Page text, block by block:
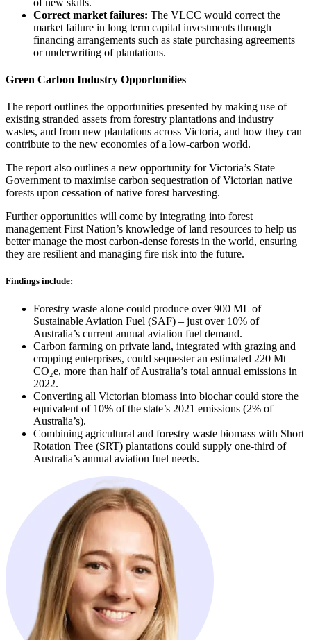
Correct market failures: ​​​​‌ ‍ ​‍​‍‌‍ ‌ ​‍‌‍‍‌‌‍‌ ‌‍‍‌‌‍ ‍​‍​‍​ ‍‍​‍​‍‌ ​ ‌‍​‌‌‍ ‍‌‍‍‌‌ ‌​‌ ‍‌​‍ ‍‌‍‍‌‌‍ ​‍​‍​‍ ​​‍​‍‌‍‍​‌ ​‍‌‍‌‌‌‍‌‍​‍​‍​ ‍‍​‍​‍‌‍‍​‌ ‌​‌ ‌​‌ ​​​ ‍‍​‍ ​‍ ‌‍ ​‌‍ ‌‍​ ‌‍​‌‌‍ ​‌‍‍​‌‍ ‌ ​ ‌ ‌​​ ‍‍​ ​ ​ ​ ​ ​ ​ ​ ​‍ ‌‍‍‌‌‍ ‍‌ ‌​‌‍‌‌‌‍ ‍‌ ‌​​‍ ‌‍‌‌‌‍‌​‌‍‍‌‌ ‌​​‍ ‌‍ ‌‌‍ ‌‍‌​‌‍‌‌​ ‌‌ ​​‌ ​‍‌‍‌‌‌ ​ ‌‍‌‌‌‍ ‍‌ ‌​‌‍​‌‌ ‌​‌‍‍‌‌‍ ‌‍ ‍​ ‍ ‌‍‍‌‌‍‌​​ ‌​ ​‌​ ‌ ‌‍‌‍​ ‌​‌‍​‍‌‍‌‌‌‍‌​‌‍‌‌​‍ ‌‌‍‌​​ ​ ‌‍​‌​ ‌ ​‍ ‌​ ‌​​ ​ ​ ‌‌‌‍​‍​‍ ‌‌‍​‌‌‍‌‍‌‍​‌​ ‍​​‍ ‌‌‍‌‌‌‍​ ​ ‍‌​ ‌‍​ ​‌‌‍​ ​ ‍​​ ​‌​ ‍‌​ ​‌‌‍​‌​ ‌ ​ ‍ ‌ ‌​‌ ‍‌‌ ​​‌‍‌‌​ ‌‌ ‌ ‌‍ ‌ ​‍‌‍‍ ​ ‍ ‌ ​​‌‍​‌‌ ‌​‌‍‍​​ ‌‌‍​ ‌‍ ‌‍ ‍‌ ‌​‌‍‌‌‌‍ ‍‌ ‌​​‍‌‌​ ‌‌‌​​‍‌‌ ‌‍‍ ‌‍‌‌‌ ‍‌​‍‌‌​ ​ ‌​‌​​‍‌‌​ ​ ‌​‌​​‍‌‌​ ​‍​ ​‍​ ​‌‌‍​ ​ ​‌​ ‌‍​ ‍​‌‍‌‌​ ‌​​ ‌​‌‍​‌‌‍​‌​ ‌‍​ ‌ ​‍‌‌​ ​‍​ ​‍​‍‌‌​ ‌‌‌​‌​​‍ ‍‌‍​ ‌‍‍​‌‍‍‌‌‍ ​‌‍‌​‌ ​‍‌‍‌‌‌‍ ‍​‍‌‌​ ‌‌‌​​‍‌‌ ‌‍‍ ‌‍‌‌‌ ‍‌​‍‌‌​ ​ ‌​‌​​‍‌‌​ ​ ‌​‌​​‍‌‌​ ​‍​ ​‍​ ‌​‌‍‌‌​ ‌‌‌‍‌​​ ‌​​ ​‍‌‍‌‍​ ‍​​ ​‍​ ​‍​ ​‌​ ‌​​‍‌‌​ ​‍​ ​‍​‍‌‌​ ‌‌‌​‌​​‍ ‍‌ ‌​‌‍‌‌‌ ‍​‌ ‌​​ ‌‍​‍‌‍​‌‌ ​ ‌‍‌‌‌‌‌‌‌ ​‍‌‍ ​​ ‌‌‍‍​‌ ‌​‌ ‌​‌ ​​​‍‌‌​ ​ ‌​​‌​‍‌‌​ ​‍‌​‌‍​‍‌‌​ ​‍‌​‌‍‌‍ ​‌‍ ‌‍​ ‌‍​‌‌‍ ​‌‍‍​‌‍ ‌ ​ ‌ ‌​​‍‌‌​ ​ ‌​​‌​ ​ ​ ​ ​ ​ ​ ​ ​‍‌‍‌‍‍‌‌‍‌​​ ‌​ ​‌​ ‌ ‌‍‌‍​ ‌​‌‍​‍‌‍‌‌‌‍‌​‌‍‌‌​‍ ‌‌‍‌​​ ​ ‌‍​‌​ ‌ ​‍ ‌​ ‌​​ ​ ​ ‌‌‌‍​‍​‍ ‌‌‍​‌‌‍‌‍‌‍​‌​ ‍​​‍ ‌‌‍‌‌‌‍​ ​ ‍‌​ ‌‍​ ​‌‌‍​ ​ ‍​​ ​‌​ ‍‌​ ​‌‌‍​‌​ ‌ ​‍‌‍‌ ‌​‌ ‍‌‌ ​​‌‍‌‌​ ‌‌ ‌ ‌‍ ‌ ​‍‌‍‍ ​‍‌‍‌ ​​‌‍​‌‌ ‌​‌‍‍​​ ‌‌‍​ ‌‍ ‌‍ ‍‌ ‌​‌‍‌‌‌‍ ‍‌ ‌​​‍‌‌​ ‌‌‌​​‍‌‌ ‌‍‍ ‌‍‌‌‌ ‍‌​‍‌‌​ ​ ‌​‌​​‍‌‌​ ​ ‌​‌​​‍‌‌​ ​‍​ ​‍​ ​‌‌‍​ ​ ​‌​ ‌‍​ ‍​‌‍‌‌​ ‌​​ ‌​‌‍​‌‌‍​‌​ ‌‍​ ‌ ​‍‌‌​ ​‍​ ​‍​‍‌‌​ ‌‌‌​‌​​‍ ‍‌‍​ ‌‍‍​‌‍‍‌‌‍ ​‌‍‌​‌ ​‍‌‍‌‌‌‍ ‍​‍‌‌​ ‌‌‌​​‍‌‌ ‌‍‍ ‌‍‌‌‌ ‍‌​‍‌‌​ ​ ‌​‌​​‍‌‌​ ​ ‌​‌​​‍‌‌​ ​‍​ ​‍​ ‌​‌‍‌‌​ ‌‌‌‍‌​​ ‌​​ ​‍‌‍‌‍​ ‍​​ ​‍​ ​‍​ ​‌​ ‌​​‍‌‌​ ​‍​ ​‍​‍‌‌​ ‌‌‌​‌​​‍ ‍‌ ‌​‌‍‌‌‌ ‍​‌ ‌​​‍‌‍‌ ​​‌‍‌‌‌ ​‍‌ ​ ‌ ​​‌‍‌‌‌‍​ ‌ ‌​‌‍‍‌‌ ‌‍‌‍‌‌​ ‌‌ ​​‌ ‌‌‌‍​‍‌‍ ​‌‍‍‌‌ ​ ‌‍‍​‌‍‌‌‌‍‌​​‍​‍‌ ‌ The VLCC would correct the
market failure in long term capital investments through
financing arrangements such as state purchasing agreements
or underwriting of plantations.​​​​‌ ‍ ​‍​‍‌‍ ‌ ​‍‌‍‍‌‌‍‌ ‌‍‍‌‌‍ ‍​‍​‍​ ‍‍​‍​‍‌ ​ ‌‍​‌‌‍ ‍‌‍‍‌‌ ‌​‌ ‍‌​‍ ‍‌‍‍‌‌‍ ​‍​‍​‍ ​​‍​‍‌‍‍​‌ ​‍‌‍‌‌‌‍‌‍​‍​‍​ ‍‍​‍​‍‌‍‍​‌ ‌​‌ ‌​‌ ​​​ ‍‍​‍ ​‍ ‌‍ ​‌‍ ‌‍​ ‌‍​‌‌‍ ​‌‍‍​‌‍ ‌ ​ ‌ ‌​​ ‍‍​ ​ ​ ​ ​ ​ ​ ​ ​‍ ‌‍‍‌‌‍ ‍‌ ‌​‌‍‌‌‌‍ ‍‌ ‌​​‍ ‌‍‌‌‌‍‌​‌‍‍‌‌ ‌​​‍ ‌‍ ‌‌‍ ‌‍‌​‌‍‌‌​ ‌‌ ​​‌ ​‍‌‍‌‌‌ ​ ‌‍‌‌‌‍ ‍‌ ‌​‌‍​‌‌ ‌​‌‍‍‌‌‍ ‌‍ ‍​ ‍ ‌‍‍‌‌‍‌​​ ‌​ ​‌​ ‌ ‌‍‌‍​ ‌​‌‍​‍‌‍‌‌‌‍‌​‌‍‌‌​‍ ‌‌‍‌​​ ​ ‌‍​‌​ ‌ ​‍ ‌​ ‌​​ ​ ​ ‌‌‌‍​‍​‍ ‌‌‍​‌‌‍‌‍‌‍​‌​ ‍​​‍ ‌‌‍‌‌‌‍​ ​ ‍‌​ ‌‍​ ​‌‌‍​ ​ ‍​​ ​‌​ ‍‌​ ​‌‌‍​‌​ ‌ ​ ‍ ‌ ‌​‌ ‍‌‌ ​​‌‍‌‌​ ‌‌ ‌ ‌‍ ‌ ​‍‌‍‍ ​ ‍ ‌ ​​‌‍​‌‌ ‌​‌‍‍​​ ‌‌‍​ ‌‍ ‌‍ ‍‌ ‌​‌‍‌‌‌‍ ‍‌ ‌​​‍‌‌​ ‌‌‌​​‍‌‌ ‌‍‍ ‌‍‌‌‌ ‍‌​‍‌‌​ ​ ‌​‌​​‍‌‌​ ​ ‌​‌​​‍‌‌​ ​‍​ ​‍​ ​‌‌‍​ ​ ​‌​ ‌‍​ ‍​‌‍‌‌​ ‌​​ ‌​‌‍​‌‌‍​‌​ ‌‍​ ‌ ​‍‌‌​ ​‍​ ​‍​‍‌‌​ ‌‌‌​‌​​‍ ‍‌‍​ ‌‍‍​‌‍‍‌‌‍ ​‌‍‌​‌ ​‍‌‍‌‌‌‍ ‍​‍‌‌​ ‌‌‌​​‍‌‌ ‌‍‍ ‌‍‌‌‌ ‍‌​‍‌‌​ ​ ‌​‌​​‍‌‌​ ​ ‌​‌​​‍‌‌​ ​‍​ ​‍​ ‌ ​ ‌ ‌‍‌​​ ‌‍​ ​​​ ​​​ ​‌​ ‌ ​ ​​‌‍‌​​ ‍​‌‍​ ​‍‌‌​ ​‍​ ​‍​‍‌‌​ ‌‌‌​‌​​‍ ‍‌ ‌​‌‍‌‌‌ ‍​‌ ‌​​ ‌‍​‍‌‍​‌‌ ​ ‌‍‌‌‌‌‌‌‌ ​‍‌‍ ​​ ‌‌‍‍​‌ ‌​‌ ‌​‌ ​​​‍‌‌​ ​ ‌​​‌​‍‌‌​ ​‍‌​‌‍​‍‌‌​ ​‍‌​‌‍‌‍ ​‌‍ ‌‍​ ‌‍​‌‌‍ ​‌‍‍​‌‍ ‌ ​ ‌ ‌​​‍‌‌​ ​ ‌​​‌​ ​ ​ ​ ​ ​ ​ ​ ​‍‌‍‌‍‍‌‌‍‌​​ ‌​ ​‌​ ‌ ‌‍‌‍​ ‌​‌‍​‍‌‍‌‌‌‍‌​‌‍‌‌​‍ ‌‌‍‌​​ ​ ‌‍​‌​ ‌ ​‍ ‌​ ‌​​ ​ ​ ‌‌‌‍​‍​‍ ‌‌‍​‌‌‍‌‍‌‍​‌​ ‍​​‍ ‌‌‍‌‌‌‍​ ​ ‍‌​ ‌‍​ ​‌‌‍​ ​ ‍​​ ​‌​ ‍‌​ ​‌‌‍​‌​ ‌ ​‍‌‍‌ ‌​‌ ‍‌‌ ​​‌‍‌‌​ ‌‌ ‌ ‌‍ ‌ ​‍‌‍‍ ​‍‌‍‌ ​​‌‍​‌‌ ‌​‌‍‍​​ ‌‌‍​ ‌‍ ‌‍ ‍‌ ‌​‌‍‌‌‌‍ ‍‌ ‌​​‍‌‌​ ‌‌‌​​‍‌‌ ‌‍‍ ‌‍‌‌‌ ‍‌​‍‌‌​ ​ ‌​‌​​‍‌‌​ ​ ‌​‌​​‍‌‌​ ​‍​ ​‍​ ​‌‌‍​ ​ ​‌​ ‌‍​ ‍​‌‍‌‌​ ‌​​ ‌​‌‍​‌‌‍​‌​ ‌‍​ ‌ ​‍‌‌​ ​‍​ ​‍​‍‌‌​ ‌‌‌​‌​​‍ ‍‌‍​ ‌‍‍​‌‍‍‌‌‍ ​‌‍‌​‌ ​‍‌‍‌‌‌‍ ‍​‍‌‌​ ‌‌‌​​‍‌‌ ‌‍‍ ‌‍‌‌‌ ‍‌​‍‌‌​ ​ ‌​‌​​‍‌‌​ ​ ‌​‌​​‍‌‌​ ​‍​ ​‍​ ‌ ​ ‌ ‌‍‌​​ ‌‍​ ​​​ ​​​ ​‌​ ‌ ​ ​​‌‍‌​​ ‍​‌‍​ ​‍‌‌​ ​‍​ ​‍​‍‌‌​ ‌‌‌​‌​​‍ ‍‌ ‌​‌‍‌‌‌ ‍​‌ ‌​​‍‌‍‌ ​​‌‍‌‌‌ ​‍‌ ​ ‌ ​​‌‍‌‌‌‍​ ‌ ‌​‌‍‍‌‌ ‌‍‌‍‌‌​ ‌‌ ​​‌ ‌‌‌‍​‍‌‍ ​‌‍‍‌‌ ​ ‌‍‍​‌‍‌‌‌‍‌​​‍​‍‌ ‌
Green Carbon Industry Opportunities​​​​‌ ‍ ​‍​‍‌‍ ‌ ​‍‌‍‍‌‌‍‌ ‌‍‍‌‌‍ ‍​‍​‍​ ‍‍​‍​‍‌ ​ ‌‍​‌‌‍ ‍‌‍‍‌‌ ‌​‌ ‍‌​‍ ‍‌‍‍‌‌‍ ​‍​‍​‍ ​​‍​‍‌‍‍​‌ ​‍‌‍‌‌‌‍‌‍​‍​‍​ ‍‍​‍​‍‌‍‍​‌ ‌​‌ ‌​‌ ​​​ ‍‍​‍ ​‍ ‌‍ ​‌‍ ‌‍​ ‌‍​‌‌‍ ​‌‍‍​‌‍ ‌ ​ ‌ ‌​​ ‍‍​ ​ ​ ​ ​ ​ ​ ​ ​‍ ‌‍‍‌‌‍ ‍‌ ‌​‌‍‌‌‌‍ ‍‌ ‌​​‍ ‌‍‌‌‌‍‌​‌‍‍‌‌ ‌​​‍ ‌‍ ‌‌‍ ‌‍‌​‌‍‌‌​ ‌‌ ​​‌ ​‍‌‍‌‌‌ ​ ‌‍‌‌‌‍ ‍‌ ‌​‌‍​‌‌ ‌​‌‍‍‌‌‍ ‌‍ ‍​ ‍ ‌‍‍‌‌‍‌​​ ‌​ ​‌​ ‌ ‌‍‌‍​ ‌​‌‍​‍‌‍‌‌‌‍‌​‌‍‌‌​‍ ‌‌‍‌​​ ​ ‌‍​‌​ ‌ ​‍ ‌​ ‌​​ ​ ​ ‌‌‌‍​‍​‍ ‌‌‍​‌‌‍‌‍‌‍​‌​ ‍​​‍ ‌‌‍‌‌‌‍​ ​ ‍‌​ ‌‍​ ​‌‌‍​ ​ ‍​​ ​‌​ ‍‌​ ​‌‌‍​‌​ ‌ ​ ‍ ‌ ‌​‌ ‍‌‌ ​​‌‍‌‌​ ‌‌ ‌ ‌‍ ‌ ​‍‌‍‍ ​ ‍ ‌ ​​‌‍​‌‌ ‌​‌‍‍​​ ‌‌‍​ ‌‍ ‌‍ ‍‌ ‌​‌‍‌‌‌‍ ‍‌ ‌​​‍‌‌​ ‌‌‌​​‍‌‌ ‌‍‍ ‌‍‌‌‌ ‍‌​‍‌‌​ ​ ‌​‌​​‍‌‌​ ​ ‌​‌​​‍‌‌​ ​‍​ ​‍‌‍​ ‌‍‌​​ ‌ ​ ​​‌‍​‍‌‍​ ​ ‌‌​ ​​‌‍​‍​ ‍​‌‍​‌​ ‌ ​‍‌‌​ ​‍​ ​‍​‍‌‌​ ‌‌‌​‌​​‍ ‍‌‍​ ‌‍‍​‌‍‍‌‌‍ ​‌‍‌​‌ ​‍‌‍‌‌‌‍ ‍​‍‌‌​ ‌‌‌​​‍‌‌ ‌‍‍ ‌‍‌‌‌ ‍‌​‍‌‌​ ​ ‌​‌​​‍‌‌​ ​ ‌​‌​​‍‌‌​ ​‍​ ​‍​ ‌‍​ ​ ​ ‌ ​ ​‌​ ​‍‌‍​‍‌‍‌‍‌‍‌‌​ ‌‌​ ‌​​ ​‌​ ​ ​‍‌‌​ ​‍​ ​‍​‍‌‌​ ‌‌‌​‌​​‍ ‍‌ ‌​‌‍‌‌‌ ‍​‌ ‌​​ ‌‍​‍‌‍​‌‌ ​ ‌‍‌‌‌‌‌‌‌ ​‍‌‍ ​​ ‌‌‍‍​‌ ‌​‌ ‌​‌ ​​​‍‌‌​ ​ ‌​​‌​‍‌‌​ ​‍‌​‌‍​‍‌‌​ ​‍‌​‌‍‌‍ ​‌‍ ‌‍​ ‌‍​‌‌‍ ​‌‍‍​‌‍ ‌ ​ ‌ ‌​​‍‌‌​ ​ ‌​​‌​ ​ ​ ​ ​ ​ ​ ​ ​‍‌‍‌‍‍‌‌‍‌​​ ‌​ ​‌​ ‌ ‌‍‌‍​ ‌​‌‍​‍‌‍‌‌‌‍‌​‌‍‌‌​‍ ‌‌‍‌​​ ​ ‌‍​‌​ ‌ ​‍ ‌​ ‌​​ ​ ​ ‌‌‌‍​‍​‍ ‌‌‍​‌‌‍‌‍‌‍​‌​ ‍​​‍ ‌‌‍‌‌‌‍​ ​ ‍‌​ ‌‍​ ​‌‌‍​ ​ ‍​​ ​‌​ ‍‌​ ​‌‌‍​‌​ ‌ ​‍‌‍‌ ‌​‌ ‍‌‌ ​​‌‍‌‌​ ‌‌ ‌ ‌‍ ‌ ​‍‌‍‍ ​‍‌‍‌ ​​‌‍​‌‌ ‌​‌‍‍​​ ‌‌‍​ ‌‍ ‌‍ ‍‌ ‌​‌‍‌‌‌‍ ‍‌ ‌​​‍‌‌​ ‌‌‌​​‍‌‌ ‌‍‍ ‌‍‌‌‌ ‍‌​‍‌‌​ ​ ‌​‌​​‍‌‌​ ​ ‌​‌​​‍‌‌​ ​‍​ ​‍‌‍​ ‌‍‌​​ ‌ ​ ​​‌‍​‍‌‍​ ​ ‌‌​ ​​‌‍​‍​ ‍​‌‍​‌​ ‌ ​‍‌‌​ ​‍​ ​‍​‍‌‌​ ‌‌‌​‌​​‍ ‍‌‍​ ‌‍‍​‌‍‍‌‌‍ ​‌‍‌​‌ ​‍‌‍‌‌‌‍ ‍​‍‌‌​ ‌‌‌​​‍‌‌ ‌‍‍ ‌‍‌‌‌ ‍‌​‍‌‌​ ​ ‌​‌​​‍‌‌​ ​ ‌​‌​​‍‌‌​ ​‍​ ​‍​ ‌‍​ ​ ​ ‌ ​ ​‌​ ​‍‌‍​‍‌‍‌‍‌‍‌‌​ ‌‌​ ‌​​ ​‌​ ​ ​‍‌‌​ ​‍​ ​‍​‍‌‌​ ‌‌‌​‌​​‍ ‍‌ ‌​‌‍‌‌‌ ‍​‌ ‌​​‍‌‍‌ ​​‌‍‌‌‌ ​‍‌ ​ ‌ ​​‌‍‌‌‌‍​ ‌ ‌​‌‍‍‌‌ ‌‍‌‍‌‌​ ‌‌ ​​‌ ‌‌‌‍​‍‌‍ ​‌‍‍‌‌ ​ ‌‍‍​‌‍‌‌‌‍‌​​‍​‍‌ ‌
The report outlines the opportunities presented by making use of
existing stranded assets from forestry plantations and industry
wastes, and from new plantations across Victoria, and how they can
contribute to the new economies of a low-carbon world.​​​​‌ ‍ ​‍​‍‌‍ ‌ ​‍‌‍‍‌‌‍‌ ‌‍‍‌‌‍ ‍​‍​‍​ ‍‍​‍​‍‌ ​ ‌‍​‌‌‍ ‍‌‍‍‌‌ ‌​‌ ‍‌​‍ ‍‌‍‍‌‌‍ ​‍​‍​‍ ​​‍​‍‌‍‍​‌ ​‍‌‍‌‌‌‍‌‍​‍​‍​ ‍‍​‍​‍‌‍‍​‌ ‌​‌ ‌​‌ ​​​ ‍‍​‍ ​‍ ‌‍ ​‌‍ ‌‍​ ‌‍​‌‌‍ ​‌‍‍​‌‍ ‌ ​ ‌ ‌​​ ‍‍​ ​ ​ ​ ​ ​ ​ ​ ​‍ ‌‍‍‌‌‍ ‍‌ ‌​‌‍‌‌‌‍ ‍‌ ‌​​‍ ‌‍‌‌‌‍‌​‌‍‍‌‌ ‌​​‍ ‌‍ ‌‌‍ ‌‍‌​‌‍‌‌​ ‌‌ ​​‌ ​‍‌‍‌‌‌ ​ ‌‍‌‌‌‍ ‍‌ ‌​‌‍​‌‌ ‌​‌‍‍‌‌‍ ‌‍ ‍​ ‍ ‌‍‍‌‌‍‌​​ ‌​ ​‌​ ‌ ‌‍‌‍​ ‌​‌‍​‍‌‍‌‌‌‍‌​‌‍‌‌​‍ ‌‌‍‌​​ ​ ‌‍​‌​ ‌ ​‍ ‌​ ‌​​ ​ ​ ‌‌‌‍​‍​‍ ‌‌‍​‌‌‍‌‍‌‍​‌​ ‍​​‍ ‌‌‍‌‌‌‍​ ​ ‍‌​ ‌‍​ ​‌‌‍​ ​ ‍​​ ​‌​ ‍‌​ ​‌‌‍​‌​ ‌ ​ ‍ ‌ ‌​‌ ‍‌‌ ​​‌‍‌‌​ ‌‌ ‌ ‌‍ ‌ ​‍‌‍‍ ​ ‍ ‌ ​​‌‍​‌‌ ‌​‌‍‍​​ ‌‌‍​ ‌‍ ‌‍ ‍‌ ‌​‌‍‌‌‌‍ ‍‌ ‌​​‍‌‌​ ‌‌‌​​‍‌‌ ‌‍‍ ‌‍‌‌‌ ‍‌​‍‌‌​ ​ ‌​‌​​‍‌‌​ ​ ‌​‌​​‍‌‌​ ​‍​ ​‍‌‍​ ​ ‌‌‌‍​‌‌‍​ ​ ‌ ​ ‌‌‌‍​‍​ ‌​‌‍‌‌​ ‌‍‌‍‌‍‌‍​‌​‍‌‌​ ​‍​ ​‍​‍‌‌​ ‌‌‌​‌​​‍ ‍‌‍​ ‌‍‍​‌‍‍‌‌‍ ​‌‍‌​‌ ​‍‌‍‌‌‌‍ ‍​‍‌‌​ ‌‌‌​​‍‌‌ ‌‍‍ ‌‍‌‌‌ ‍‌​‍‌‌​ ​ ‌​‌​​‍‌‌​ ​ ‌​‌​​‍‌‌​ ​‍​ ​‍‌‍​ ‌‍‌‍​ ‌‌‌‍​‍‌‍‌​​ ​‌‌‍‌‍​ ‍‌‌‍‌‍​ ‌ ‌‍​‍​ ‌​​‍‌‌​ ​‍​ ​‍​‍‌‌​ ‌‌‌​‌​​‍ ‍‌ ‌​‌‍‌‌‌ ‍​‌ ‌​​ ‌‍​‍‌‍​‌‌ ​ ‌‍‌‌‌‌‌‌‌ ​‍‌‍ ​​ ‌‌‍‍​‌ ‌​‌ ‌​‌ ​​​‍‌‌​ ​ ‌​​‌​‍‌‌​ ​‍‌​‌‍​‍‌‌​ ​‍‌​‌‍‌‍ ​‌‍ ‌‍​ ‌‍​‌‌‍ ​‌‍‍​‌‍ ‌ ​ ‌ ‌​​‍‌‌​ ​ ‌​​‌​ ​ ​ ​ ​ ​ ​ ​ ​‍‌‍‌‍‍‌‌‍‌​​ ‌​ ​‌​ ‌ ‌‍‌‍​ ‌​‌‍​‍‌‍‌‌‌‍‌​‌‍‌‌​‍ ‌‌‍‌​​ ​ ‌‍​‌​ ‌ ​‍ ‌​ ‌​​ ​ ​ ‌‌‌‍​‍​‍ ‌‌‍​‌‌‍‌‍‌‍​‌​ ‍​​‍ ‌‌‍‌‌‌‍​ ​ ‍‌​ ‌‍​ ​‌‌‍​ ​ ‍​​ ​‌​ ‍‌​ ​‌‌‍​‌​ ‌ ​‍‌‍‌ ‌​‌ ‍‌‌ ​​‌‍‌‌​ ‌‌ ‌ ‌‍ ‌ ​‍‌‍‍ ​‍‌‍‌ ​​‌‍​‌‌ ‌​‌‍‍​​ ‌‌‍​ ‌‍ ‌‍ ‍‌ ‌​‌‍‌‌‌‍ ‍‌ ‌​​‍‌‌​ ‌‌‌​​‍‌‌ ‌‍‍ ‌‍‌‌‌ ‍‌​‍‌‌​ ​ ‌​‌​​‍‌‌​ ​ ‌​‌​​‍‌‌​ ​‍​ ​‍‌‍​ ​ ‌‌‌‍​‌‌‍​ ​ ‌ ​ ‌‌‌‍​‍​ ‌​‌‍‌‌​ ‌‍‌‍‌‍‌‍​‌​‍‌‌​ ​‍​ ​‍​‍‌‌​ ‌‌‌​‌​​‍ ‍‌‍​ ‌‍‍​‌‍‍‌‌‍ ​‌‍‌​‌ ​‍‌‍‌‌‌‍ ‍​‍‌‌​ ‌‌‌​​‍‌‌ ‌‍‍ ‌‍‌‌‌ ‍‌​‍‌‌​ ​ ‌​‌​​‍‌‌​ ​ ‌​‌​​‍‌‌​ ​‍​ ​‍‌‍​ ‌‍‌‍​ ‌‌‌‍​‍‌‍‌​​ ​‌‌‍‌‍​ ‍‌‌‍‌‍​ ‌ ‌‍​‍​ ‌​​‍‌‌​ ​‍​ ​‍​‍‌‌​ ‌‌‌​‌​​‍ ‍‌ ‌​‌‍‌‌‌ ‍​‌ ‌​​‍‌‍‌ ​​‌‍‌‌‌ ​‍‌ ​ ‌ ​​‌‍‌‌‌‍​ ‌ ‌​‌‍‍‌‌ ‌‍‌‍‌‌​ ‌‌ ​​‌ ‌‌‌‍​‍‌‍ ​‌‍‍‌‌ ​ ‌‍‍​‌‍‌‌‌‍‌​​‍​‍‌ ‌
The report also outlines a new opportunity for Victoria’s State
Government to maximise carbon sequestration of Victorian native
forests upon cessation of native forest harvesting.​​​​‌ ‍ ​‍​‍‌‍ ‌ ​‍‌‍‍‌‌‍‌ ‌‍‍‌‌‍ ‍​‍​‍​ ‍‍​‍​‍‌ ​ ‌‍​‌‌‍ ‍‌‍‍‌‌ ‌​‌ ‍‌​‍ ‍‌‍‍‌‌‍ ​‍​‍​‍ ​​‍​‍‌‍‍​‌ ​‍‌‍‌‌‌‍‌‍​‍​‍​ ‍‍​‍​‍‌‍‍​‌ ‌​‌ ‌​‌ ​​​ ‍‍​‍ ​‍ ‌‍ ​‌‍ ‌‍​ ‌‍​‌‌‍ ​‌‍‍​‌‍ ‌ ​ ‌ ‌​​ ‍‍​ ​ ​ ​ ​ ​ ​ ​ ​‍ ‌‍‍‌‌‍ ‍‌ ‌​‌‍‌‌‌‍ ‍‌ ‌​​‍ ‌‍‌‌‌‍‌​‌‍‍‌‌ ‌​​‍ ‌‍ ‌‌‍ ‌‍‌​‌‍‌‌​ ‌‌ ​​‌ ​‍‌‍‌‌‌ ​ ‌‍‌‌‌‍ ‍‌ ‌​‌‍​‌‌ ‌​‌‍‍‌‌‍ ‌‍ ‍​ ‍ ‌‍‍‌‌‍‌​​ ‌​ ​‌​ ‌ ‌‍‌‍​ ‌​‌‍​‍‌‍‌‌‌‍‌​‌‍‌‌​‍ ‌‌‍‌​​ ​ ‌‍​‌​ ‌ ​‍ ‌​ ‌​​ ​ ​ ‌‌‌‍​‍​‍ ‌‌‍​‌‌‍‌‍‌‍​‌​ ‍​​‍ ‌‌‍‌‌‌‍​ ​ ‍‌​ ‌‍​ ​‌‌‍​ ​ ‍​​ ​‌​ ‍‌​ ​‌‌‍​‌​ ‌ ​ ‍ ‌ ‌​‌ ‍‌‌ ​​‌‍‌‌​ ‌‌ ‌ ‌‍ ‌ ​‍‌‍‍ ​ ‍ ‌ ​​‌‍​‌‌ ‌​‌‍‍​​ ‌‌‍​ ‌‍ ‌‍ ‍‌ ‌​‌‍‌‌‌‍ ‍‌ ‌​​‍‌‌​ ‌‌‌​​‍‌‌ ‌‍‍ ‌‍‌‌‌ ‍‌​‍‌‌​ ​ ‌​‌​​‍‌‌​ ​ ‌​‌​​‍‌‌​ ​‍​ ​‍​ ​‍‌‍‌‌​ ​‍​ ​ ​ ‍‌​ ‌​‌‍‌​‌‍‌​​ ​ ​ ​ ‌‍‌‌​ ​ ​‍‌‌​ ​‍​ ​‍​‍‌‌​ ‌‌‌​‌​​‍ ‍‌‍​ ‌‍‍​‌‍‍‌‌‍ ​‌‍‌​‌ ​‍‌‍‌‌‌‍ ‍​‍‌‌​ ‌‌‌​​‍‌‌ ‌‍‍ ‌‍‌‌‌ ‍‌​‍‌‌​ ​ ‌​‌​​‍‌‌​ ​ ‌​‌​​‍‌‌​ ​‍​ ​‍​ ‍‌‌‍‌‍‌‍‌‌​ ‌‍​ ​​​ ‌ ‌‍‌‌​ ‌ ‌‍‌​​ ​ ​ ‌​​ ​‍​‍‌‌​ ​‍​ ​‍​‍‌‌​ ‌‌‌​‌​​‍ ‍‌ ‌​‌‍‌‌‌ ‍​‌ ‌​​ ‌‍​‍‌‍​‌‌ ​ ‌‍‌‌‌‌‌‌‌ ​‍‌‍ ​​ ‌‌‍‍​‌ ‌​‌ ‌​‌ ​​​‍‌‌​ ​ ‌​​‌​‍‌‌​ ​‍‌​‌‍​‍‌‌​ ​‍‌​‌‍‌‍ ​‌‍ ‌‍​ ‌‍​‌‌‍ ​‌‍‍​‌‍ ‌ ​ ‌ ‌​​‍‌‌​ ​ ‌​​‌​ ​ ​ ​ ​ ​ ​ ​ ​‍‌‍‌‍‍‌‌‍‌​​ ‌​ ​‌​ ‌ ‌‍‌‍​ ‌​‌‍​‍‌‍‌‌‌‍‌​‌‍‌‌​‍ ‌‌‍‌​​ ​ ‌‍​‌​ ‌ ​‍ ‌​ ‌​​ ​ ​ ‌‌‌‍​‍​‍ ‌‌‍​‌‌‍‌‍‌‍​‌​ ‍​​‍ ‌‌‍‌‌‌‍​ ​ ‍‌​ ‌‍​ ​‌‌‍​ ​ ‍​​ ​‌​ ‍‌​ ​‌‌‍​‌​ ‌ ​‍‌‍‌ ‌​‌ ‍‌‌ ​​‌‍‌‌​ ‌‌ ‌ ‌‍ ‌ ​‍‌‍‍ ​‍‌‍‌ ​​‌‍​‌‌ ‌​‌‍‍​​ ‌‌‍​ ‌‍ ‌‍ ‍‌ ‌​‌‍‌‌‌‍ ‍‌ ‌​​‍‌‌​ ‌‌‌​​‍‌‌ ‌‍‍ ‌‍‌‌‌ ‍‌​‍‌‌​ ​ ‌​‌​​‍‌‌​ ​ ‌​‌​​‍‌‌​ ​‍​ ​‍​ ​‍‌‍‌‌​ ​‍​ ​ ​ ‍‌​ ‌​‌‍‌​‌‍‌​​ ​ ​ ​ ‌‍‌‌​ ​ ​‍‌‌​ ​‍​ ​‍​‍‌‌​ ‌‌‌​‌​​‍ ‍‌‍​ ‌‍‍​‌‍‍‌‌‍ ​‌‍‌​‌ ​‍‌‍‌‌‌‍ ‍​‍‌‌​ ‌‌‌​​‍‌‌ ‌‍‍ ‌‍‌‌‌ ‍‌​‍‌‌​ ​ ‌​‌​​‍‌‌​ ​ ‌​‌​​‍‌‌​ ​‍​ ​‍​ ‍‌‌‍‌‍‌‍‌‌​ ‌‍​ ​​​ ‌ ‌‍‌‌​ ‌ ‌‍‌​​ ​ ​ ‌​​ ​‍​‍‌‌​ ​‍​ ​‍​‍‌‌​ ‌‌‌​‌​​‍ ‍‌ ‌​‌‍‌‌‌ ‍​‌ ‌​​‍‌‍‌ ​​‌‍‌‌‌ ​‍‌ ​ ‌ ​​‌‍‌‌‌‍​ ‌ ‌​‌‍‍‌‌ ‌‍‌‍‌‌​ ‌‌ ​​‌ ‌‌‌‍​‍‌‍ ​‌‍‍‌‌ ​ ‌‍‍​‌‍‌‌‌‍‌​​‍​‍‌ ‌
Further opportunities will come by integrating into forest
management First Nation’s knowledge of land resources to help us
better manage the most carbon-dense forests in the world, ensuring
they are resilient and managing fire risk into the future.​​​​‌ ‍ ​‍​‍‌‍ ‌ ​‍‌‍‍‌‌‍‌ ‌‍‍‌‌‍ ‍​‍​‍​ ‍‍​‍​‍‌ ​ ‌‍​‌‌‍ ‍‌‍‍‌‌ ‌​‌ ‍‌​‍ ‍‌‍‍‌‌‍ ​‍​‍​‍ ​​‍​‍‌‍‍​‌ ​‍‌‍‌‌‌‍‌‍​‍​‍​ ‍‍​‍​‍‌‍‍​‌ ‌​‌ ‌​‌ ​​​ ‍‍​‍ ​‍ ‌‍ ​‌‍ ‌‍​ ‌‍​‌‌‍ ​‌‍‍​‌‍ ‌ ​ ‌ ‌​​ ‍‍​ ​ ​ ​ ​ ​ ​ ​ ​‍ ‌‍‍‌‌‍ ‍‌ ‌​‌‍‌‌‌‍ ‍‌ ‌​​‍ ‌‍‌‌‌‍‌​‌‍‍‌‌ ‌​​‍ ‌‍ ‌‌‍ ‌‍‌​‌‍‌‌​ ‌‌ ​​‌ ​‍‌‍‌‌‌ ​ ‌‍‌‌‌‍ ‍‌ ‌​‌‍​‌‌ ‌​‌‍‍‌‌‍ ‌‍ ‍​ ‍ ‌‍‍‌‌‍‌​​ ‌​ ​‌​ ‌ ‌‍‌‍​ ‌​‌‍​‍‌‍‌‌‌‍‌​‌‍‌‌​‍ ‌‌‍‌​​ ​ ‌‍​‌​ ‌ ​‍ ‌​ ‌​​ ​ ​ ‌‌‌‍​‍​‍ ‌‌‍​‌‌‍‌‍‌‍​‌​ ‍​​‍ ‌‌‍‌‌‌‍​ ​ ‍‌​ ‌‍​ ​‌‌‍​ ​ ‍​​ ​‌​ ‍‌​ ​‌‌‍​‌​ ‌ ​ ‍ ‌ ‌​‌ ‍‌‌ ​​‌‍‌‌​ ‌‌ ‌ ‌‍ ‌ ​‍‌‍‍ ​ ‍ ‌ ​​‌‍​‌‌ ‌​‌‍‍​​ ‌‌‍​ ‌‍ ‌‍ ‍‌ ‌​‌‍‌‌‌‍ ‍‌ ‌​​‍‌‌​ ‌‌‌​​‍‌‌ ‌‍‍ ‌‍‌‌‌ ‍‌​‍‌‌​ ​ ‌​‌​​‍‌‌​ ​ ‌​‌​​‍‌‌​ ​‍​ ​‍​ ‌‍​ ‌‍​ ​ ​ ‌‍​ ‌ ‌‍‌‌​ ​‍​ ‍​​ ‍​‌‍​‌​ ​ ​ ‌ ​‍‌‌​ ​‍​ ​‍​‍‌‌​ ‌‌‌​‌​​‍ ‍‌‍​ ‌‍‍​‌‍‍‌‌‍ ​‌‍‌​‌ ​‍‌‍‌‌‌‍ ‍​‍‌‌​ ‌‌‌​​‍‌‌ ‌‍‍ ‌‍‌‌‌ ‍‌​‍‌‌​ ​ ‌​‌​​‍‌‌​ ​ ‌​‌​​‍‌‌​ ​‍​ ​‍‌‍​‌​ ‍​​ ‌​​ ​​​ ​‍​ ‌​​ ‍​‌‍‌‍‌‍​‍​ ‌​‌‍‌​‌‍‌​​‍‌‌​ ​‍​ ​‍​‍‌‌​ ‌‌‌​‌​​‍ ‍‌ ‌​‌‍‌‌‌ ‍​‌ ‌​​ ‌‍​‍‌‍​‌‌ ​ ‌‍‌‌‌‌‌‌‌ ​‍‌‍ ​​ ‌‌‍‍​‌ ‌​‌ ‌​‌ ​​​‍‌‌​ ​ ‌​​‌​‍‌‌​ ​‍‌​‌‍​‍‌‌​ ​‍‌​‌‍‌‍ ​‌‍ ‌‍​ ‌‍​‌‌‍ ​‌‍‍​‌‍ ‌ ​ ‌ ‌​​‍‌‌​ ​ ‌​​‌​ ​ ​ ​ ​ ​ ​ ​ ​‍‌‍‌‍‍‌‌‍‌​​ ‌​ ​‌​ ‌ ‌‍‌‍​ ‌​‌‍​‍‌‍‌‌‌‍‌​‌‍‌‌​‍ ‌‌‍‌​​ ​ ‌‍​‌​ ‌ ​‍ ‌​ ‌​​ ​ ​ ‌‌‌‍​‍​‍ ‌‌‍​‌‌‍‌‍‌‍​‌​ ‍​​‍ ‌‌‍‌‌‌‍​ ​ ‍‌​ ‌‍​ ​‌‌‍​ ​ ‍​​ ​‌​ ‍‌​ ​‌‌‍​‌​ ‌ ​‍‌‍‌ ‌​‌ ‍‌‌ ​​‌‍‌‌​ ‌‌ ‌ ‌‍ ‌ ​‍‌‍‍ ​‍‌‍‌ ​​‌‍​‌‌ ‌​‌‍‍​​ ‌‌‍​ ‌‍ ‌‍ ‍‌ ‌​‌‍‌‌‌‍ ‍‌ ‌​​‍‌‌​ ‌‌‌​​‍‌‌ ‌‍‍ ‌‍‌‌‌ ‍‌​‍‌‌​ ​ ‌​‌​​‍‌‌​ ​ ‌​‌​​‍‌‌​ ​‍​ ​‍​ ‌‍​ ‌‍​ ​ ​ ‌‍​ ‌ ‌‍‌‌​ ​‍​ ‍​​ ‍​‌‍​‌​ ​ ​ ‌ ​‍‌‌​ ​‍​ ​‍​‍‌‌​ ‌‌‌​‌​​‍ ‍‌‍​ ‌‍‍​‌‍‍‌‌‍ ​‌‍‌​‌ ​‍‌‍‌‌‌‍ ‍​‍‌‌​ ‌‌‌​​‍‌‌ ‌‍‍ ‌‍‌‌‌ ‍‌​‍‌‌​ ​ ‌​‌​​‍‌‌​ ​ ‌​‌​​‍‌‌​ ​‍​ ​‍‌‍​‌​ ‍​​ ‌​​ ​​​ ​‍​ ‌​​ ‍​‌‍‌‍‌‍​‍​ ‌​‌‍‌​‌‍‌​​‍‌‌​ ​‍​ ​‍​‍‌‌​ ‌‌‌​‌​​‍ ‍‌ ‌​‌‍‌‌‌ ‍​‌ ‌​​‍‌‍‌ ​​‌‍‌‌‌ ​‍‌ ​ ‌ ​​‌‍‌‌‌‍​ ‌ ‌​‌‍‍‌‌ ‌‍‌‍‌‌​ ‌‌ ​​‌ ‌‌‌‍​‍‌‍ ​‌‍‍‌‌ ​ ‌‍‍​‌‍‌‌‌‍‌​​‍​‍‌ ‌
Findings include:​​​​‌ ‍ ​‍​‍‌‍ ‌ ​‍‌‍‍‌‌‍‌ ‌‍‍‌‌‍ ‍​‍​‍​ ‍‍​‍​‍‌ ​ ‌‍​‌‌‍ ‍‌‍‍‌‌ ‌​‌ ‍‌​‍ ‍‌‍‍‌‌‍ ​‍​‍​‍ ​​‍​‍‌‍‍​‌ ​‍‌‍‌‌‌‍‌‍​‍​‍​ ‍‍​‍​‍‌‍‍​‌ ‌​‌ ‌​‌ ​​​ ‍‍​‍ ​‍ ‌‍ ​‌‍ ‌‍​ ‌‍​‌‌‍ ​‌‍‍​‌‍ ‌ ​ ‌ ‌​​ ‍‍​ ​ ​ ​ ​ ​ ​ ​ ​‍ ‌‍‍‌‌‍ ‍‌ ‌​‌‍‌‌‌‍ ‍‌ ‌​​‍ ‌‍‌‌‌‍‌​‌‍‍‌‌ ‌​​‍ ‌‍ ‌‌‍ ‌‍‌​‌‍‌‌​ ‌‌ ​​‌ ​‍‌‍‌‌‌ ​ ‌‍‌‌‌‍ ‍‌ ‌​‌‍​‌‌ ‌​‌‍‍‌‌‍ ‌‍ ‍​ ‍ ‌‍‍‌‌‍‌​​ ‌​ ​‌​ ‌ ‌‍‌‍​ ‌​‌‍​‍‌‍‌‌‌‍‌​‌‍‌‌​‍ ‌‌‍‌​​ ​ ‌‍​‌​ ‌ ​‍ ‌​ ‌​​ ​ ​ ‌‌‌‍​‍​‍ ‌‌‍​‌‌‍‌‍‌‍​‌​ ‍​​‍ ‌‌‍‌‌‌‍​ ​ ‍‌​ ‌‍​ ​‌‌‍​ ​ ‍​​ ​‌​ ‍‌​ ​‌‌‍​‌​ ‌ ​ ‍ ‌ ‌​‌ ‍‌‌ ​​‌‍‌‌​ ‌‌ ‌ ‌‍ ‌ ​‍‌‍‍ ​ ‍ ‌ ​​‌‍​‌‌ ‌​‌‍‍​​ ‌‌‍​ ‌‍ ‌‍ ‍‌ ‌​‌‍‌‌‌‍ ‍‌ ‌​​‍‌‌​ ‌‌‌​​‍‌‌ ‌‍‍ ‌‍‌‌‌ ‍‌​‍‌‌​ ​ ‌​‌​​‍‌‌​ ​ ‌​‌​​‍‌‌​ ​‍​ ​‍‌‍​ ‌‍​‍​ ‍​​ ​ ​ ​ ​ ‌​‌‍​ ​ ​‍​ ‌ ​ ‌​​ ‍​​ ‌ ​‍‌‌​ ​‍​ ​‍​‍‌‌​ ‌‌‌​‌​​‍ ‍‌‍​ ‌‍‍​‌‍‍‌‌‍ ​‌‍‌​‌ ​‍‌‍‌‌‌‍ ‍​‍‌‌​ ‌‌‌​​‍‌‌ ‌‍‍ ‌‍‌‌‌ ‍‌​‍‌‌​ ​ ‌​‌​​‍‌‌​ ​ ‌​‌​​‍‌‌​ ​‍​ ​‍‌‍‌‍​ ‌​​ ​‍‌‍​‍‌‍‌‍‌‍‌‍​ ​​​ ​‌‌‍‌‍​ ‍‌​ ‍‌​ ​‍​‍‌‌​ ​‍​ ​‍​‍‌‌​ ‌‌‌​‌​​‍ ‍‌ ‌​‌‍‌‌‌ ‍​‌ ‌​​ ‌‍​‍‌‍​‌‌ ​ ‌‍‌‌‌‌‌‌‌ ​‍‌‍ ​​ ‌‌‍‍​‌ ‌​‌ ‌​‌ ​​​‍‌‌​ ​ ‌​​‌​‍‌‌​ ​‍‌​‌‍​‍‌‌​ ​‍‌​‌‍‌‍ ​‌‍ ‌‍​ ‌‍​‌‌‍ ​‌‍‍​‌‍ ‌ ​ ‌ ‌​​‍‌‌​ ​ ‌​​‌​ ​ ​ ​ ​ ​ ​ ​ ​‍‌‍‌‍‍‌‌‍‌​​ ‌​ ​‌​ ‌ ‌‍‌‍​ ‌​‌‍​‍‌‍‌‌‌‍‌​‌‍‌‌​‍ ‌‌‍‌​​ ​ ‌‍​‌​ ‌ ​‍ ‌​ ‌​​ ​ ​ ‌‌‌‍​‍​‍ ‌‌‍​‌‌‍‌‍‌‍​‌​ ‍​​‍ ‌‌‍‌‌‌‍​ ​ ‍‌​ ‌‍​ ​‌‌‍​ ​ ‍​​ ​‌​ ‍‌​ ​‌‌‍​‌​ ‌ ​‍‌‍‌ ‌​‌ ‍‌‌ ​​‌‍‌‌​ ‌‌ ‌ ‌‍ ‌ ​‍‌‍‍ ​‍‌‍‌ ​​‌‍​‌‌ ‌​‌‍‍​​ ‌‌‍​ ‌‍ ‌‍ ‍‌ ‌​‌‍‌‌‌‍ ‍‌ ‌​​‍‌‌​ ‌‌‌​​‍‌‌ ‌‍‍ ‌‍‌‌‌ ‍‌​‍‌‌​ ​ ‌​‌​​‍‌‌​ ​ ‌​‌​​‍‌‌​ ​‍​ ​‍‌‍​ ‌‍​‍​ ‍​​ ​ ​ ​ ​ ‌​‌‍​ ​ ​‍​ ‌ ​ ‌​​ ‍​​ ‌ ​‍‌‌​ ​‍​ ​‍​‍‌‌​ ‌‌‌​‌​​‍ ‍‌‍​ ‌‍‍​‌‍‍‌‌‍ ​‌‍‌​‌ ​‍‌‍‌‌‌‍ ‍​‍‌‌​ ‌‌‌​​‍‌‌ ‌‍‍ ‌‍‌‌‌ ‍‌​‍‌‌​ ​ ‌​‌​​‍‌‌​ ​ ‌​‌​​‍‌‌​ ​‍​ ​‍‌‍‌‍​ ‌​​ ​‍‌‍​‍‌‍‌‍‌‍‌‍​ ​​​ ​‌‌‍‌‍​ ‍‌​ ‍‌​ ​‍​‍‌‌​ ​‍​ ​‍​‍‌‌​ ‌‌‌​‌​​‍ ‍‌ ‌​‌‍‌‌‌ ‍​‌ ‌​​‍‌‍‌ ​​‌‍‌‌‌ ​‍‌ ​ ‌ ​​‌‍‌‌‌‍​ ‌ ‌​‌‍‍‌‌ ‌‍‌‍‌‌​ ‌‌ ​​‌ ‌‌‌‍​‍‌‍ ​‌‍‍‌‌ ​ ‌‍‍​‌‍‌‌‌‍‌​​‍​‍‌ ‌
Forestry waste alone could produce over 900 ML of
Sustainable Aviation Fuel (SAF) – just over 10% of
Australia’s current annual aviation fuel demand.​​​​‌ ‍ ​‍​‍‌‍ ‌ ​‍‌‍‍‌‌‍‌ ‌‍‍‌‌‍ ‍​‍​‍​ ‍‍​‍​‍‌ ​ ‌‍​‌‌‍ ‍‌‍‍‌‌ ‌​‌ ‍‌​‍ ‍‌‍‍‌‌‍ ​‍​‍​‍ ​​‍​‍‌‍‍​‌ ​‍‌‍‌‌‌‍‌‍​‍​‍​ ‍‍​‍​‍‌‍‍​‌ ‌​‌ ‌​‌ ​​​ ‍‍​‍ ​‍ ‌‍ ​‌‍ ‌‍​ ‌‍​‌‌‍ ​‌‍‍​‌‍ ‌ ​ ‌ ‌​​ ‍‍​ ​ ​ ​ ​ ​ ​ ​ ​‍ ‌‍‍‌‌‍ ‍‌ ‌​‌‍‌‌‌‍ ‍‌ ‌​​‍ ‌‍‌‌‌‍‌​‌‍‍‌‌ ‌​​‍ ‌‍ ‌‌‍ ‌‍‌​‌‍‌‌​ ‌‌ ​​‌ ​‍‌‍‌‌‌ ​ ‌‍‌‌‌‍ ‍‌ ‌​‌‍​‌‌ ‌​‌‍‍‌‌‍ ‌‍ ‍​ ‍ ‌‍‍‌‌‍‌​​ ‌​ ​‌​ ‌ ‌‍‌‍​ ‌​‌‍​‍‌‍‌‌‌‍‌​‌‍‌‌​‍ ‌‌‍‌​​ ​ ‌‍​‌​ ‌ ​‍ ‌​ ‌​​ ​ ​ ‌‌‌‍​‍​‍ ‌‌‍​‌‌‍‌‍‌‍​‌​ ‍​​‍ ‌‌‍‌‌‌‍​ ​ ‍‌​ ‌‍​ ​‌‌‍​ ​ ‍​​ ​‌​ ‍‌​ ​‌‌‍​‌​ ‌ ​ ‍ ‌ ‌​‌ ‍‌‌ ​​‌‍‌‌​ ‌‌ ‌ ‌‍ ‌ ​‍‌‍‍ ​ ‍ ‌ ​​‌‍​‌‌ ‌​‌‍‍​​ ‌‌‍​ ‌‍ ‌‍ ‍‌ ‌​‌‍‌‌‌‍ ‍‌ ‌​​‍‌‌​ ‌‌‌​​‍‌‌ ‌‍‍ ‌‍‌‌‌ ‍‌​‍‌‌​ ​ ‌​‌​​‍‌‌​ ​ ‌​‌​​‍‌‌​ ​‍​ ​‍‌‍​ ‌‍‌‌​ ​​‌‍​‍​ ​‌​ ‌‌‌‍​ ​ ‍​​ ​‌‌‍‌‍‌‍​ ​ ‌ ​‍‌‌​ ​‍​ ​‍​‍‌‌​ ‌‌‌​‌​​‍ ‍‌‍​ ‌‍‍​‌‍‍‌‌‍ ​‌‍‌​‌ ​‍‌‍‌‌‌‍ ‍​‍‌‌​ ‌‌‌​​‍‌‌ ‌‍‍ ‌‍‌‌‌ ‍‌​‍‌‌​ ​ ‌​‌​​‍‌‌​ ​ ‌​‌​​‍‌‌​ ​‍​ ​‍​ ‌​​ ​‌​ ​‍​ ‍‌​ ​‍​ ‌‍‌‍‌​​ ‍​​ ​​​ ​ ‌‍​‍​ ​‍​‍‌‌​ ​‍​ ​‍​‍‌‌​ ‌‌‌​‌​​‍ ‍‌ ‌​‌‍‌‌‌ ‍​‌ ‌​​ ‌‍​‍‌‍​‌‌ ​ ‌‍‌‌‌‌‌‌‌ ​‍‌‍ ​​ ‌‌‍‍​‌ ‌​‌ ‌​‌ ​​​‍‌‌​ ​ ‌​​‌​‍‌‌​ ​‍‌​‌‍​‍‌‌​ ​‍‌​‌‍‌‍ ​‌‍ ‌‍​ ‌‍​‌‌‍ ​‌‍‍​‌‍ ‌ ​ ‌ ‌​​‍‌‌​ ​ ‌​​‌​ ​ ​ ​ ​ ​ ​ ​ ​‍‌‍‌‍‍‌‌‍‌​​ ‌​ ​‌​ ‌ ‌‍‌‍​ ‌​‌‍​‍‌‍‌‌‌‍‌​‌‍‌‌​‍ ‌‌‍‌​​ ​ ‌‍​‌​ ‌ ​‍ ‌​ ‌​​ ​ ​ ‌‌‌‍​‍​‍ ‌‌‍​‌‌‍‌‍‌‍​‌​ ‍​​‍ ‌‌‍‌‌‌‍​ ​ ‍‌​ ‌‍​ ​‌‌‍​ ​ ‍​​ ​‌​ ‍‌​ ​‌‌‍​‌​ ‌ ​‍‌‍‌ ‌​‌ ‍‌‌ ​​‌‍‌‌​ ‌‌ ‌ ‌‍ ‌ ​‍‌‍‍ ​‍‌‍‌ ​​‌‍​‌‌ ‌​‌‍‍​​ ‌‌‍​ ‌‍ ‌‍ ‍‌ ‌​‌‍‌‌‌‍ ‍‌ ‌​​‍‌‌​ ‌‌‌​​‍‌‌ ‌‍‍ ‌‍‌‌‌ ‍‌​‍‌‌​ ​ ‌​‌​​‍‌‌​ ​ ‌​‌​​‍‌‌​ ​‍​ ​‍‌‍​ ‌‍‌‌​ ​​‌‍​‍​ ​‌​ ‌‌‌‍​ ​ ‍​​ ​‌‌‍‌‍‌‍​ ​ ‌ ​‍‌‌​ ​‍​ ​‍​‍‌‌​ ‌‌‌​‌​​‍ ‍‌‍​ ‌‍‍​‌‍‍‌‌‍ ​‌‍‌​‌ ​‍‌‍‌‌‌‍ ‍​‍‌‌​ ‌‌‌​​‍‌‌ ‌‍‍ ‌‍‌‌‌ ‍‌​‍‌‌​ ​ ‌​‌​​‍‌‌​ ​ ‌​‌​​‍‌‌​ ​‍​ ​‍​ ‌​​ ​‌​ ​‍​ ‍‌​ ​‍​ ‌‍‌‍‌​​ ‍​​ ​​​ ​ ‌‍​‍​ ​‍​‍‌‌​ ​‍​ ​‍​‍‌‌​ ‌‌‌​‌​​‍ ‍‌ ‌​‌‍‌‌‌ ‍​‌ ‌​​‍‌‍‌ ​​‌‍‌‌‌ ​‍‌ ​ ‌ ​​‌‍‌‌‌‍​ ‌ ‌​‌‍‍‌‌ ‌‍‌‍‌‌​ ‌‌ ​​‌ ‌‌‌‍​‍‌‍ ​‌‍‍‌‌ ​ ‌‍‍​‌‍‌‌‌‍‌​​‍​‍‌ ‌
Carbon farming on private land, integrated with grazing and
cropping enterprises, could sequester an estimated 220 Mt
CO₂e, more than half of Australia’s total annual emissions in
2022.​​​​‌ ‍ ​‍​‍‌‍ ‌ ​‍‌‍‍‌‌‍‌ ‌‍‍‌‌‍ ‍​‍​‍​ ‍‍​‍​‍‌ ​ ‌‍​‌‌‍ ‍‌‍‍‌‌ ‌​‌ ‍‌​‍ ‍‌‍‍‌‌‍ ​‍​‍​‍ ​​‍​‍‌‍‍​‌ ​‍‌‍‌‌‌‍‌‍​‍​‍​ ‍‍​‍​‍‌‍‍​‌ ‌​‌ ‌​‌ ​​​ ‍‍​‍ ​‍ ‌‍ ​‌‍ ‌‍​ ‌‍​‌‌‍ ​‌‍‍​‌‍ ‌ ​ ‌ ‌​​ ‍‍​ ​ ​ ​ ​ ​ ​ ​ ​‍ ‌‍‍‌‌‍ ‍‌ ‌​‌‍‌‌‌‍ ‍‌ ‌​​‍ ‌‍‌‌‌‍‌​‌‍‍‌‌ ‌​​‍ ‌‍ ‌‌‍ ‌‍‌​‌‍‌‌​ ‌‌ ​​‌ ​‍‌‍‌‌‌ ​ ‌‍‌‌‌‍ ‍‌ ‌​‌‍​‌‌ ‌​‌‍‍‌‌‍ ‌‍ ‍​ ‍ ‌‍‍‌‌‍‌​​ ‌​ ​‌​ ‌ ‌‍‌‍​ ‌​‌‍​‍‌‍‌‌‌‍‌​‌‍‌‌​‍ ‌‌‍‌​​ ​ ‌‍​‌​ ‌ ​‍ ‌​ ‌​​ ​ ​ ‌‌‌‍​‍​‍ ‌‌‍​‌‌‍‌‍‌‍​‌​ ‍​​‍ ‌‌‍‌‌‌‍​ ​ ‍‌​ ‌‍​ ​‌‌‍​ ​ ‍​​ ​‌​ ‍‌​ ​‌‌‍​‌​ ‌ ​ ‍ ‌ ‌​‌ ‍‌‌ ​​‌‍‌‌​ ‌‌ ‌ ‌‍ ‌ ​‍‌‍‍ ​ ‍ ‌ ​​‌‍​‌‌ ‌​‌‍‍​​ ‌‌‍​ ‌‍ ‌‍ ‍‌ ‌​‌‍‌‌‌‍ ‍‌ ‌​​‍‌‌​ ‌‌‌​​‍‌‌ ‌‍‍ ‌‍‌‌‌ ‍‌​‍‌‌​ ​ ‌​‌​​‍‌‌​ ​ ‌​‌​​‍‌‌​ ​‍​ ​‍​ ​​​ ‌‌​ ‌​‌‍‌​​ ​​​ ​​​ ​​​ ‌​‌‍​‌​ ‌​​ ‌‍​ ‍‌​‍‌‌​ ​‍​ ​‍​‍‌‌​ ‌‌‌​‌​​‍ ‍‌‍​ ‌‍‍​‌‍‍‌‌‍ ​‌‍‌​‌ ​‍‌‍‌‌‌‍ ‍​‍‌‌​ ‌‌‌​​‍‌‌ ‌‍‍ ‌‍‌‌‌ ‍‌​‍‌‌​ ​ ‌​‌​​‍‌‌​ ​ ‌​‌​​‍‌‌​ ​‍​ ​‍‌‍​ ​ ‌‍​ ‌‍​ ​ ​ ​ ​ ‌‌​ ‍​‌‍‌‍​ ​‌‌‍​ ​ ​​‌‍‌‌​‍‌‌​ ​‍​ ​‍​‍‌‌​ ‌‌‌​‌​​‍ ‍‌ ‌​‌‍‌‌‌ ‍​‌ ‌​​ ‌‍​‍‌‍​‌‌ ​ ‌‍‌‌‌‌‌‌‌ ​‍‌‍ ​​ ‌‌‍‍​‌ ‌​‌ ‌​‌ ​​​‍‌‌​ ​ ‌​​‌​‍‌‌​ ​‍‌​‌‍​‍‌‌​ ​‍‌​‌‍‌‍ ​‌‍ ‌‍​ ‌‍​‌‌‍ ​‌‍‍​‌‍ ‌ ​ ‌ ‌​​‍‌‌​ ​ ‌​​‌​ ​ ​ ​ ​ ​ ​ ​ ​‍‌‍‌‍‍‌‌‍‌​​ ‌​ ​‌​ ‌ ‌‍‌‍​ ‌​‌‍​‍‌‍‌‌‌‍‌​‌‍‌‌​‍ ‌‌‍‌​​ ​ ‌‍​‌​ ‌ ​‍ ‌​ ‌​​ ​ ​ ‌‌‌‍​‍​‍ ‌‌‍​‌‌‍‌‍‌‍​‌​ ‍​​‍ ‌‌‍‌‌‌‍​ ​ ‍‌​ ‌‍​ ​‌‌‍​ ​ ‍​​ ​‌​ ‍‌​ ​‌‌‍​‌​ ‌ ​‍‌‍‌ ‌​‌ ‍‌‌ ​​‌‍‌‌​ ‌‌ ‌ ‌‍ ‌ ​‍‌‍‍ ​‍‌‍‌ ​​‌‍​‌‌ ‌​‌‍‍​​ ‌‌‍​ ‌‍ ‌‍ ‍‌ ‌​‌‍‌‌‌‍ ‍‌ ‌​​‍‌‌​ ‌‌‌​​‍‌‌ ‌‍‍ ‌‍‌‌‌ ‍‌​‍‌‌​ ​ ‌​‌​​‍‌‌​ ​ ‌​‌​​‍‌‌​ ​‍​ ​‍​ ​​​ ‌‌​ ‌​‌‍‌​​ ​​​ ​​​ ​​​ ‌​‌‍​‌​ ‌​​ ‌‍​ ‍‌​‍‌‌​ ​‍​ ​‍​‍‌‌​ ‌‌‌​‌​​‍ ‍‌‍​ ‌‍‍​‌‍‍‌‌‍ ​‌‍‌​‌ ​‍‌‍‌‌‌‍ ‍​‍‌‌​ ‌‌‌​​‍‌‌ ‌‍‍ ‌‍‌‌‌ ‍‌​‍‌‌​ ​ ‌​‌​​‍‌‌​ ​ ‌​‌​​‍‌‌​ ​‍​ ​‍‌‍​ ​ ‌‍​ ‌‍​ ​ ​ ​ ​ ‌‌​ ‍​‌‍‌‍​ ​‌‌‍​ ​ ​​‌‍‌‌​‍‌‌​ ​‍​ ​‍​‍‌‌​ ‌‌‌​‌​​‍ ‍‌ ‌​‌‍‌‌‌ ‍​‌ ‌​​‍‌‍‌ ​​‌‍‌‌‌ ​‍‌ ​ ‌ ​​‌‍‌‌‌‍​ ‌ ‌​‌‍‍‌‌ ‌‍‌‍‌‌​ ‌‌ ​​‌ ‌‌‌‍​‍‌‍ ​‌‍‍‌‌ ​ ‌‍‍​‌‍‌‌‌‍‌​​‍​‍‌ ‌
Converting all Victorian biomass into biochar could store the
equivalent of 10% of the state’s 2021 emissions (2% of
Australia’s).​​​​‌ ‍ ​‍​‍‌‍ ‌ ​‍‌‍‍‌‌‍‌ ‌‍‍‌‌‍ ‍​‍​‍​ ‍‍​‍​‍‌ ​ ‌‍​‌‌‍ ‍‌‍‍‌‌ ‌​‌ ‍‌​‍ ‍‌‍‍‌‌‍ ​‍​‍​‍ ​​‍​‍‌‍‍​‌ ​‍‌‍‌‌‌‍‌‍​‍​‍​ ‍‍​‍​‍‌‍‍​‌ ‌​‌ ‌​‌ ​​​ ‍‍​‍ ​‍ ‌‍ ​‌‍ ‌‍​ ‌‍​‌‌‍ ​‌‍‍​‌‍ ‌ ​ ‌ ‌​​ ‍‍​ ​ ​ ​ ​ ​ ​ ​ ​‍ ‌‍‍‌‌‍ ‍‌ ‌​‌‍‌‌‌‍ ‍‌ ‌​​‍ ‌‍‌‌‌‍‌​‌‍‍‌‌ ‌​​‍ ‌‍ ‌‌‍ ‌‍‌​‌‍‌‌​ ‌‌ ​​‌ ​‍‌‍‌‌‌ ​ ‌‍‌‌‌‍ ‍‌ ‌​‌‍​‌‌ ‌​‌‍‍‌‌‍ ‌‍ ‍​ ‍ ‌‍‍‌‌‍‌​​ ‌​ ​‌​ ‌ ‌‍‌‍​ ‌​‌‍​‍‌‍‌‌‌‍‌​‌‍‌‌​‍ ‌‌‍‌​​ ​ ‌‍​‌​ ‌ ​‍ ‌​ ‌​​ ​ ​ ‌‌‌‍​‍​‍ ‌‌‍​‌‌‍‌‍‌‍​‌​ ‍​​‍ ‌‌‍‌‌‌‍​ ​ ‍‌​ ‌‍​ ​‌‌‍​ ​ ‍​​ ​‌​ ‍‌​ ​‌‌‍​‌​ ‌ ​ ‍ ‌ ‌​‌ ‍‌‌ ​​‌‍‌‌​ ‌‌ ‌ ‌‍ ‌ ​‍‌‍‍ ​ ‍ ‌ ​​‌‍​‌‌ ‌​‌‍‍​​ ‌‌‍​ ‌‍ ‌‍ ‍‌ ‌​‌‍‌‌‌‍ ‍‌ ‌​​‍‌‌​ ‌‌‌​​‍‌‌ ‌‍‍ ‌‍‌‌‌ ‍‌​‍‌‌​ ​ ‌​‌​​‍‌‌​ ​ ‌​‌​​‍‌‌​ ​‍​ ​‍​ ‌‍‌‍‌‌​ ​​‌‍‌‍​ ​​‌‍​‍​ ​​‌‍​ ‌‍​ ‌‍‌‌​ ​‌​ ‍‌​‍‌‌​ ​‍​ ​‍​‍‌‌​ ‌‌‌​‌​​‍ ‍‌‍​ ‌‍‍​‌‍‍‌‌‍ ​‌‍‌​‌ ​‍‌‍‌‌‌‍ ‍​‍‌‌​ ‌‌‌​​‍‌‌ ‌‍‍ ‌‍‌‌‌ ‍‌​‍‌‌​ ​ ‌​‌​​‍‌‌​ ​ ‌​‌​​‍‌‌​ ​‍​ ​‍​ ‌‌‌‍​‍​ ‌‍​ ​‍​ ​‍​ ​​​ ​ ​ ‍​‌‍‌‌​ ​‍​ ​​​ ‍​​‍‌‌​ ​‍​ ​‍​‍‌‌​ ‌‌‌​‌​​‍ ‍‌ ‌​‌‍‌‌‌ ‍​‌ ‌​​ ‌‍​‍‌‍​‌‌ ​ ‌‍‌‌‌‌‌‌‌ ​‍‌‍ ​​ ‌‌‍‍​‌ ‌​‌ ‌​‌ ​​​‍‌‌​ ​ ‌​​‌​‍‌‌​ ​‍‌​‌‍​‍‌‌​ ​‍‌​‌‍‌‍ ​‌‍ ‌‍​ ‌‍​‌‌‍ ​‌‍‍​‌‍ ‌ ​ ‌ ‌​​‍‌‌​ ​ ‌​​‌​ ​ ​ ​ ​ ​ ​ ​ ​‍‌‍‌‍‍‌‌‍‌​​ ‌​ ​‌​ ‌ ‌‍‌‍​ ‌​‌‍​‍‌‍‌‌‌‍‌​‌‍‌‌​‍ ‌‌‍‌​​ ​ ‌‍​‌​ ‌ ​‍ ‌​ ‌​​ ​ ​ ‌‌‌‍​‍​‍ ‌‌‍​‌‌‍‌‍‌‍​‌​ ‍​​‍ ‌‌‍‌‌‌‍​ ​ ‍‌​ ‌‍​ ​‌‌‍​ ​ ‍​​ ​‌​ ‍‌​ ​‌‌‍​‌​ ‌ ​‍‌‍‌ ‌​‌ ‍‌‌ ​​‌‍‌‌​ ‌‌ ‌ ‌‍ ‌ ​‍‌‍‍ ​‍‌‍‌ ​​‌‍​‌‌ ‌​‌‍‍​​ ‌‌‍​ ‌‍ ‌‍ ‍‌ ‌​‌‍‌‌‌‍ ‍‌ ‌​​‍‌‌​ ‌‌‌​​‍‌‌ ‌‍‍ ‌‍‌‌‌ ‍‌​‍‌‌​ ​ ‌​‌​​‍‌‌​ ​ ‌​‌​​‍‌‌​ ​‍​ ​‍​ ‌‍‌‍‌‌​ ​​‌‍‌‍​ ​​‌‍​‍​ ​​‌‍​ ‌‍​ ‌‍‌‌​ ​‌​ ‍‌​‍‌‌​ ​‍​ ​‍​‍‌‌​ ‌‌‌​‌​​‍ ‍‌‍​ ‌‍‍​‌‍‍‌‌‍ ​‌‍‌​‌ ​‍‌‍‌‌‌‍ ‍​‍‌‌​ ‌‌‌​​‍‌‌ ‌‍‍ ‌‍‌‌‌ ‍‌​‍‌‌​ ​ ‌​‌​​‍‌‌​ ​ ‌​‌​​‍‌‌​ ​‍​ ​‍​ ‌‌‌‍​‍​ ‌‍​ ​‍​ ​‍​ ​​​ ​ ​ ‍​‌‍‌‌​ ​‍​ ​​​ ‍​​‍‌‌​ ​‍​ ​‍​‍‌‌​ ‌‌‌​‌​​‍ ‍‌ ‌​‌‍‌‌‌ ‍​‌ ‌​​‍‌‍‌ ​​‌‍‌‌‌ ​‍‌ ​ ‌ ​​‌‍‌‌‌‍​ ‌ ‌​‌‍‍‌‌ ‌‍‌‍‌‌​ ‌‌ ​​‌ ‌‌‌‍​‍‌‍ ​‌‍‍‌‌ ​ ‌‍‍​‌‍‌‌‌‍‌​​‍​‍‌ ‌
Combining agricultural and forestry waste biomass with Short
Rotation Tree (SRT) plantations could supply one-third of
Australia’s annual aviation fuel needs.​​​​‌ ‍ ​‍​‍‌‍ ‌ ​‍‌‍‍‌‌‍‌ ‌‍‍‌‌‍ ‍​‍​‍​ ‍‍​‍​‍‌ ​ ‌‍​‌‌‍ ‍‌‍‍‌‌ ‌​‌ ‍‌​‍ ‍‌‍‍‌‌‍ ​‍​‍​‍ ​​‍​‍‌‍‍​‌ ​‍‌‍‌‌‌‍‌‍​‍​‍​ ‍‍​‍​‍‌‍‍​‌ ‌​‌ ‌​‌ ​​​ ‍‍​‍ ​‍ ‌‍ ​‌‍ ‌‍​ ‌‍​‌‌‍ ​‌‍‍​‌‍ ‌ ​ ‌ ‌​​ ‍‍​ ​ ​ ​ ​ ​ ​ ​ ​‍ ‌‍‍‌‌‍ ‍‌ ‌​‌‍‌‌‌‍ ‍‌ ‌​​‍ ‌‍‌‌‌‍‌​‌‍‍‌‌ ‌​​‍ ‌‍ ‌‌‍ ‌‍‌​‌‍‌‌​ ‌‌ ​​‌ ​‍‌‍‌‌‌ ​ ‌‍‌‌‌‍ ‍‌ ‌​‌‍​‌‌ ‌​‌‍‍‌‌‍ ‌‍ ‍​ ‍ ‌‍‍‌‌‍‌​​ ‌​ ​‌​ ‌ ‌‍‌‍​ ‌​‌‍​‍‌‍‌‌‌‍‌​‌‍‌‌​‍ ‌‌‍‌​​ ​ ‌‍​‌​ ‌ ​‍ ‌​ ‌​​ ​ ​ ‌‌‌‍​‍​‍ ‌‌‍​‌‌‍‌‍‌‍​‌​ ‍​​‍ ‌‌‍‌‌‌‍​ ​ ‍‌​ ‌‍​ ​‌‌‍​ ​ ‍​​ ​‌​ ‍‌​ ​‌‌‍​‌​ ‌ ​ ‍ ‌ ‌​‌ ‍‌‌ ​​‌‍‌‌​ ‌‌ ‌ ‌‍ ‌ ​‍‌‍‍ ​ ‍ ‌ ​​‌‍​‌‌ ‌​‌‍‍​​ ‌‌‍​ ‌‍ ‌‍ ‍‌ ‌​‌‍‌‌‌‍ ‍‌ ‌​​‍‌‌​ ‌‌‌​​‍‌‌ ‌‍‍ ‌‍‌‌‌ ‍‌​‍‌‌​ ​ ‌​‌​​‍‌‌​ ​ ‌​‌​​‍‌‌​ ​‍​ ​‍​ ‌​​ ​ ‌‍​‌​ ​‌​ ​‌‌‍‌‍‌‍‌​‌‍​ ‌‍​ ‌‍‌‌‌‍‌​‌‍​ ​‍‌‌​ ​‍​ ​‍​‍‌‌​ ‌‌‌​‌​​‍ ‍‌‍​ ‌‍‍​‌‍‍‌‌‍ ​‌‍‌​‌ ​‍‌‍‌‌‌‍ ‍​‍‌‌​ ‌‌‌​​‍‌‌ ‌‍‍ ‌‍‌‌‌ ‍‌​‍‌‌​ ​ ‌​‌​​‍‌‌​ ​ ‌​‌​​‍‌‌​ ​‍​ ​‍​ ‌‍​ ​ ​ ​ ​ ​ ‌‍​‌​ ‍‌​ ‌‌‌‍​ ‌‍‌‌​ ​ ‌‍‌​‌‍​ ​‍‌‌​ ​‍​ ​‍​‍‌‌​ ‌‌‌​‌​​‍ ‍‌ ‌​‌‍‌‌‌ ‍​‌ ‌​​ ‌‍​‍‌‍​‌‌ ​ ‌‍‌‌‌‌‌‌‌ ​‍‌‍ ​​ ‌‌‍‍​‌ ‌​‌ ‌​‌ ​​​‍‌‌​ ​ ‌​​‌​‍‌‌​ ​‍‌​‌‍​‍‌‌​ ​‍‌​‌‍‌‍ ​‌‍ ‌‍​ ‌‍​‌‌‍ ​‌‍‍​‌‍ ‌ ​ ‌ ‌​​‍‌‌​ ​ ‌​​‌​ ​ ​ ​ ​ ​ ​ ​ ​‍‌‍‌‍‍‌‌‍‌​​ ‌​ ​‌​ ‌ ‌‍‌‍​ ‌​‌‍​‍‌‍‌‌‌‍‌​‌‍‌‌​‍ ‌‌‍‌​​ ​ ‌‍​‌​ ‌ ​‍ ‌​ ‌​​ ​ ​ ‌‌‌‍​‍​‍ ‌‌‍​‌‌‍‌‍‌‍​‌​ ‍​​‍ ‌‌‍‌‌‌‍​ ​ ‍‌​ ‌‍​ ​‌‌‍​ ​ ‍​​ ​‌​ ‍‌​ ​‌‌‍​‌​ ‌ ​‍‌‍‌ ‌​‌ ‍‌‌ ​​‌‍‌‌​ ‌‌ ‌ ‌‍ ‌ ​‍‌‍‍ ​‍‌‍‌ ​​‌‍​‌‌ ‌​‌‍‍​​ ‌‌‍​ ‌‍ ‌‍ ‍‌ ‌​‌‍‌‌‌‍ ‍‌ ‌​​‍‌‌​ ‌‌‌​​‍‌‌ ‌‍‍ ‌‍‌‌‌ ‍‌​‍‌‌​ ​ ‌​‌​​‍‌‌​ ​ ‌​‌​​‍‌‌​ ​‍​ ​‍​ ‌​​ ​ ‌‍​‌​ ​‌​ ​‌‌‍‌‍‌‍‌​‌‍​ ‌‍​ ‌‍‌‌‌‍‌​‌‍​ ​‍‌‌​ ​‍​ ​‍​‍‌‌​ ‌‌‌​‌​​‍ ‍‌‍​ ‌‍‍​‌‍‍‌‌‍ ​‌‍‌​‌ ​‍‌‍‌‌‌‍ ‍​‍‌‌​ ‌‌‌​​‍‌‌ ‌‍‍ ‌‍‌‌‌ ‍‌​‍‌‌​ ​ ‌​‌​​‍‌‌​ ​ ‌​‌​​‍‌‌​ ​‍​ ​‍​ ‌‍​ ​ ​ ​ ​ ​ ‌‍​‌​ ‍‌​ ‌‌‌‍​ ‌‍‌‌​ ​ ‌‍‌​‌‍​ ​‍‌‌​ ​‍​ ​‍​‍‌‌​ ‌‌‌​‌​​‍ ‍‌ ‌​‌‍‌‌‌ ‍​‌ ‌​​‍‌‍‌ ​​‌‍‌‌‌ ​‍‌ ​ ‌ ​​‌‍‌‌‌‍​ ‌ ‌​‌‍‍‌‌ ‌‍‌‍‌‌​ ‌‌ ​​‌ ‌‌‌‍​‍‌‍ ​‌‍‍‌‌ ​ ‌‍‍​‌‍‌‌‌‍‌​​‍​‍‌ ‌